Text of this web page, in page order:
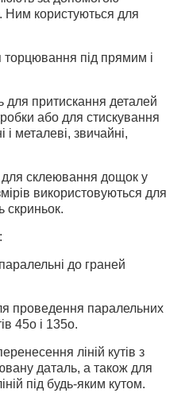
Ним користуються для
під прямим і
притискання деталей
або для стискування
металеві, звичайні,
для склеювання дощок у
використовуються для
скриньок.
до граней
проведення паралельних
45о і 135о.
ліній кутів з
даталь, а також для
під будь-яким кутом.